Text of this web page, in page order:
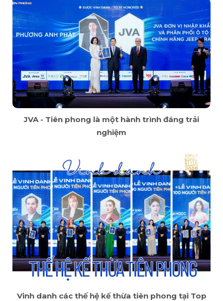
JVA - Tiên phong là một hành trình đáng trải
nghiệm
Vinh danh các thế hệ kế thừa tiên phong tại Top